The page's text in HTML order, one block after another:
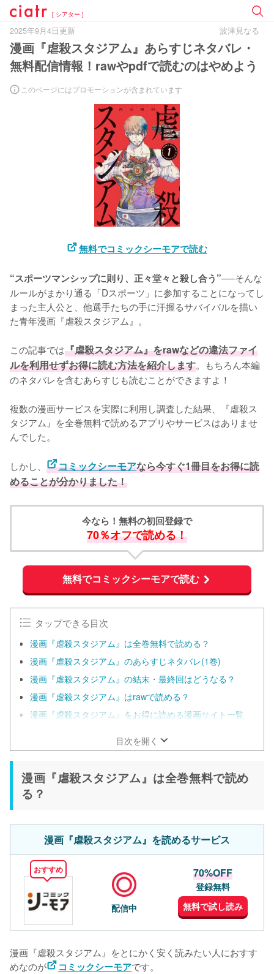
[ シアター ]
2025年9月4日更新 波津見なる
漫画『虐殺スタジアム』あらすじネタバレ・
無料配信情報！rawやpdfで読むのはやめよう
このページにはプロモーションが含まれています
無料でコミックシーモアで読む
“スポーツマンシップに則り、正々堂々と殺し合う”──そんな
ルールがまかり通る「Dスポーツ」に参加することになってし
まった主人公と、他選手たちの手に汗握るサバイバルを描い
た青年漫画『虐殺スタジアム』。
この記事では『虐殺スタジアム』をrawなどの違法ファイ
ルを利用せずお得に読む方法を紹介します。もちろん本編
のネタバレを含むあらすじも読むことができますよ！
複数の漫画サービスを実際に利用し調査した結果、『虐殺ス
タジアム』を全巻無料で読めるアプリやサービスはありませ
んでした。
しかし、 コミックシーモアなら今すぐ1冊目をお得に読
めることが分かりました！
今なら！無料の初回登録で
70％オフで読める！
無料でコミックシーモアで読む
タップできる目次
漫画『虐殺スタジアム』は全巻無料で読める？
漫画『虐殺スタジアム』のあらすじネタバレ(1巻)
漫画『虐殺スタジアム』の結末・最終回はどうなる？
漫画『虐殺スタジアム』はrawで読める？
漫画『虐殺スタジアム』をお得に読める漫画サイト一覧
目次を開く
漫画『虐殺スタジアム』は全巻無料で読め
る？
漫画『虐殺スタジアム』を読めるサービス
おすすめ
配信中
70%OFF
登録無料
無料で試し読み
漫画『虐殺スタジアム』をとにかく安く読みたい人におすす
めなのが
コミックシーモアです。